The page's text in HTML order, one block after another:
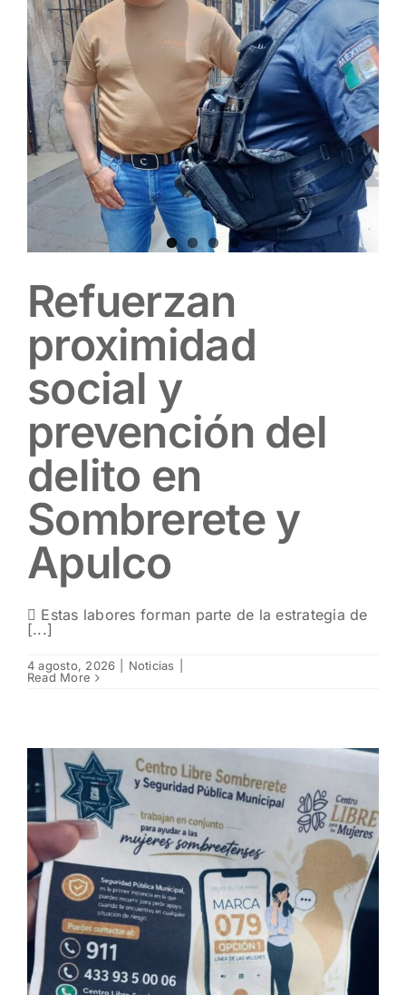
Refuerzan
proximidad
social y
prevención del
delito en
Sombrerete y
Apulco
 Estas labores forman parte de la estrategia de
[...]
4 agosto, 2026 Noticias
Read More